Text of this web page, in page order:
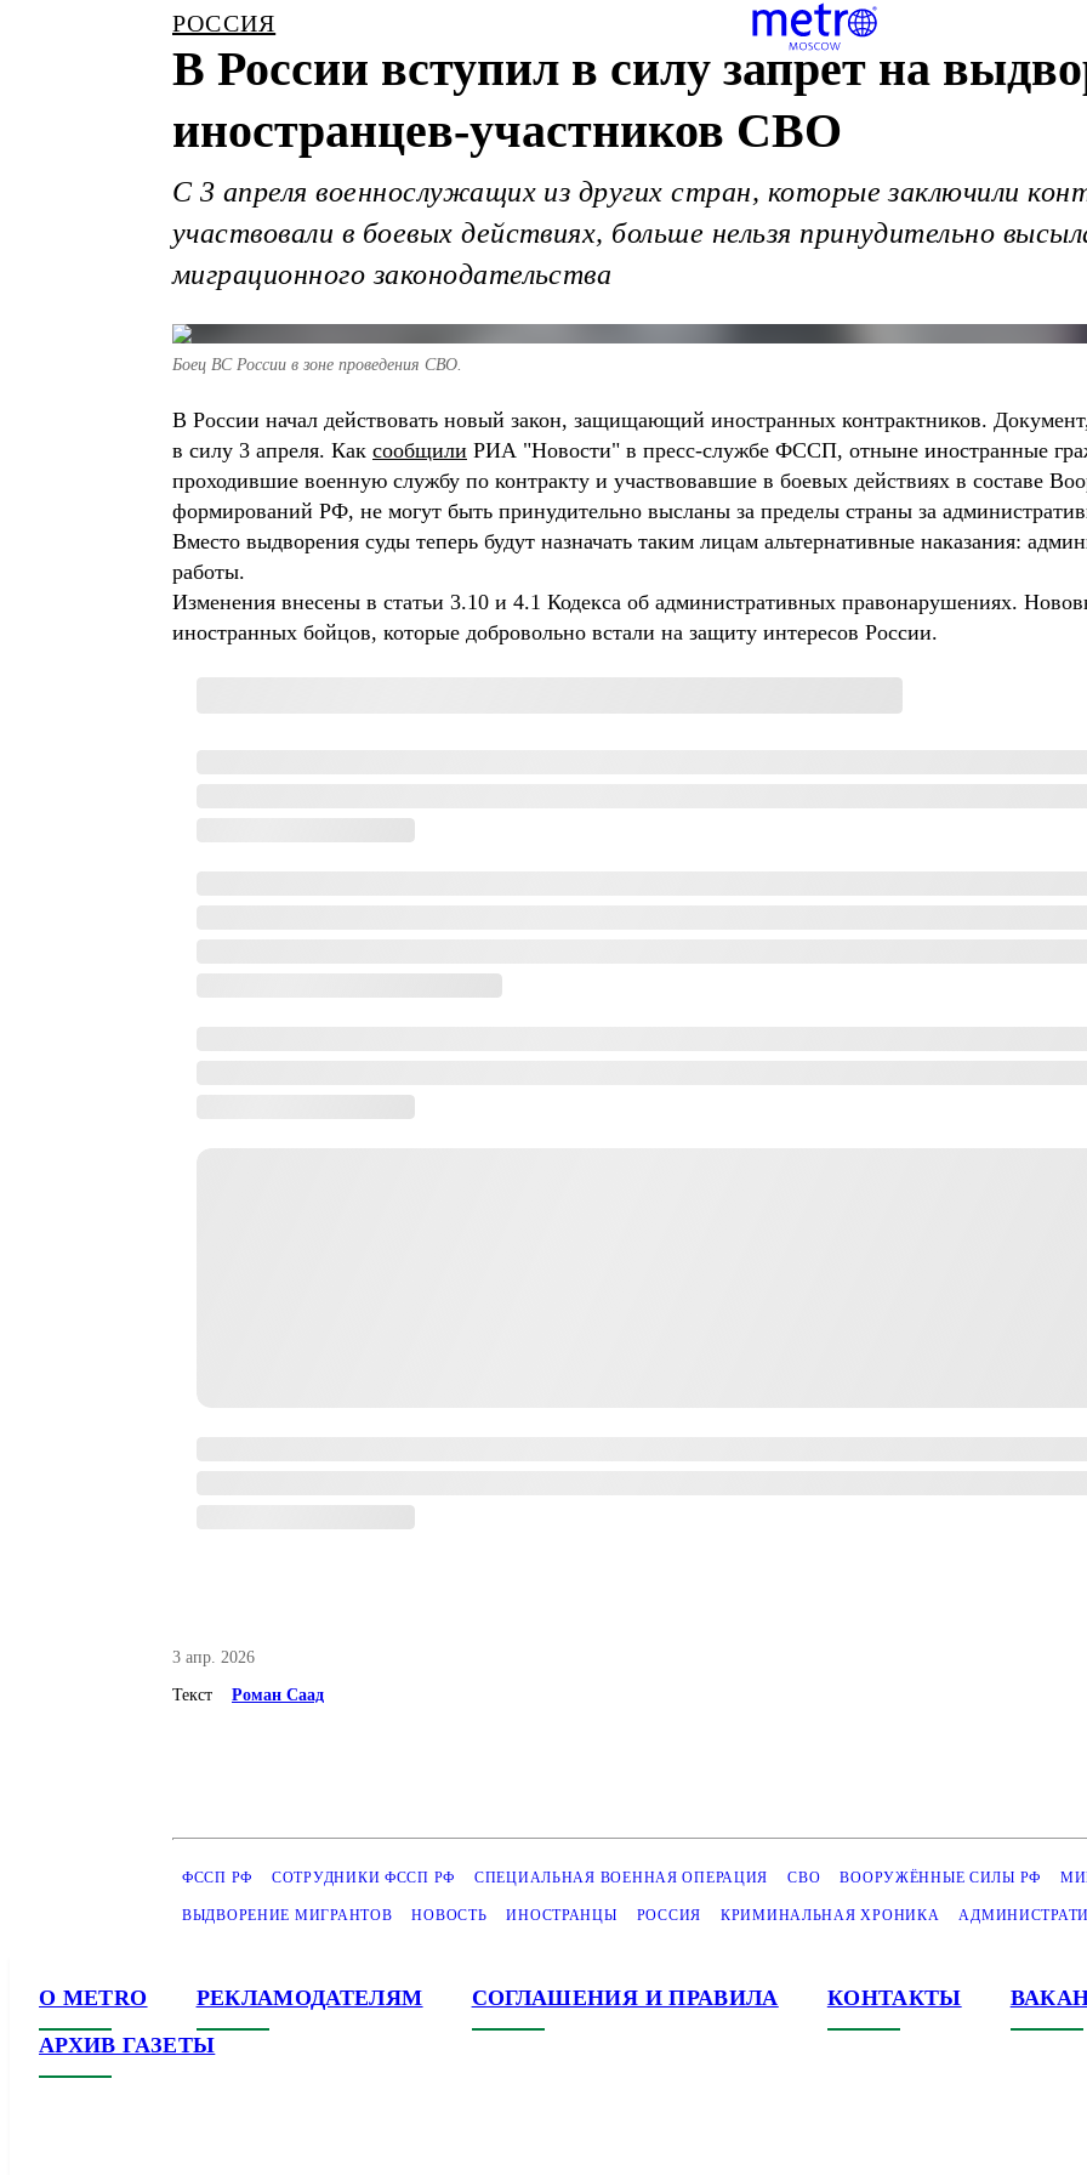
РОССИЯ
В России вступил в силу запрет на
иностранцев-участников СВО
С 3 апреля военнослужащих из других стран, которые заключили
участвовали в боевых действиях, больше нельзя принудительно
миграционного законодательства
Боец ВС России в зоне проведения СВО.
В России начал действовать новый закон, защищающий иностранных контрактников.
в силу 3 апреля. Как сообщили РИА "Новости" в пресс-службе ФССП, отныне иностранные
проходившие военную службу по контракту и участвовавшие в боевых действиях в составе
формирований РФ, не могут быть принудительно высланы за пределы страны за
Вместо выдворения суды теперь будут назначать таким лицам альтернативные наказания:
работы.
Изменения внесены в статьи 3.10 и 4.1 Кодекса об административных правонарушениях.
иностранных бойцов, которые добровольно встали на защиту интересов России.
3 апр. 2026
Текст Роман Саад
ФССП РФ СОТРУДНИКИ ФССП РФ СПЕЦИАЛЬНАЯ ВОЕННАЯ ОПЕРАЦИЯ СВО ВООРУЖЁННЫЕ СИЛЫ РФ
ВЫДВОРЕНИЕ МИГРАНТОВ НОВОСТЬ ИНОСТРАНЦЫ РОССИЯ КРИМИНАЛЬНАЯ ХРОНИКА
О METRO РЕКЛАМОДАТЕЛЯМ СОГЛАШЕНИЯ И ПРАВИЛА КОНТАКТЫ
АРХИВ ГАЗЕТЫ